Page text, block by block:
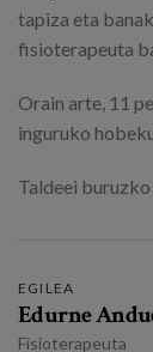
tapiza eta
fisioterapeuta
Orain arte, 11
inguruko
Taldeei
EGILEA
Edurne
Fisioterapeuta